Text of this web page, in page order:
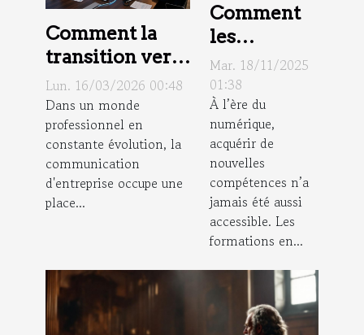
Comment la
transition vers
la VoIP
optimise la
communication
d'entreprise ?
Lun. 16/03/2026 00:48
Dans un monde
professionnel en
constante évolution, la
communication
d'entreprise occupe une
place...
Comment
les
formations
en ligne
boostent-
elles votre
carrière ?
Mar. 18/11/2025
01:38
À l’ère du
numérique,
acquérir de
nouvelles
compétences n’a
jamais été aussi
accessible. Les
formations en...